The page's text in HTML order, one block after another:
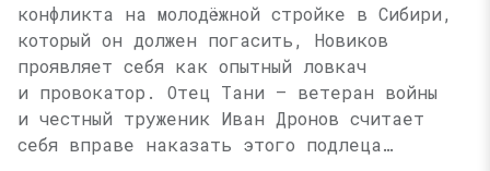
конфликта на молодёжной стройке в Сибири,
который он должен погасить, Новиков
проявляет себя как опытный ловкач
и провокатор. Отец Тани — ветеран войны
и честный труженик Иван Дронов считает
себя вправе наказать этого подлеца…